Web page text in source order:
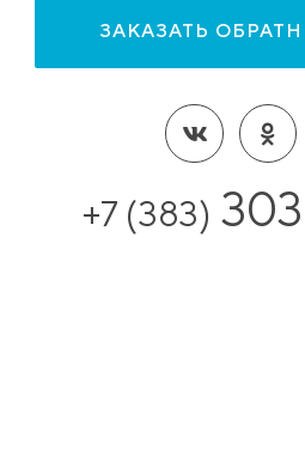
ЗАКАЗАТЬ
+7 (383)